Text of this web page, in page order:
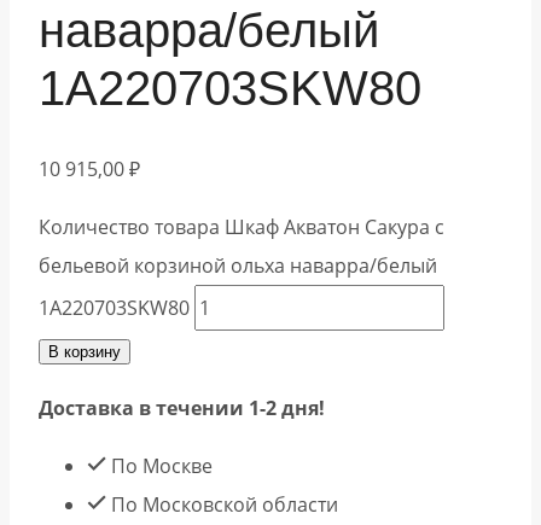
наварра/белый
1A220703SKW80
10 915,00₽
Количество товара Шкаф Акватон Сакура с
бельевой корзиной ольха наварра/белый
1A220703SKW80
В корзину
Доставка в течении 1-2 дня!
По Москве
По Московской области